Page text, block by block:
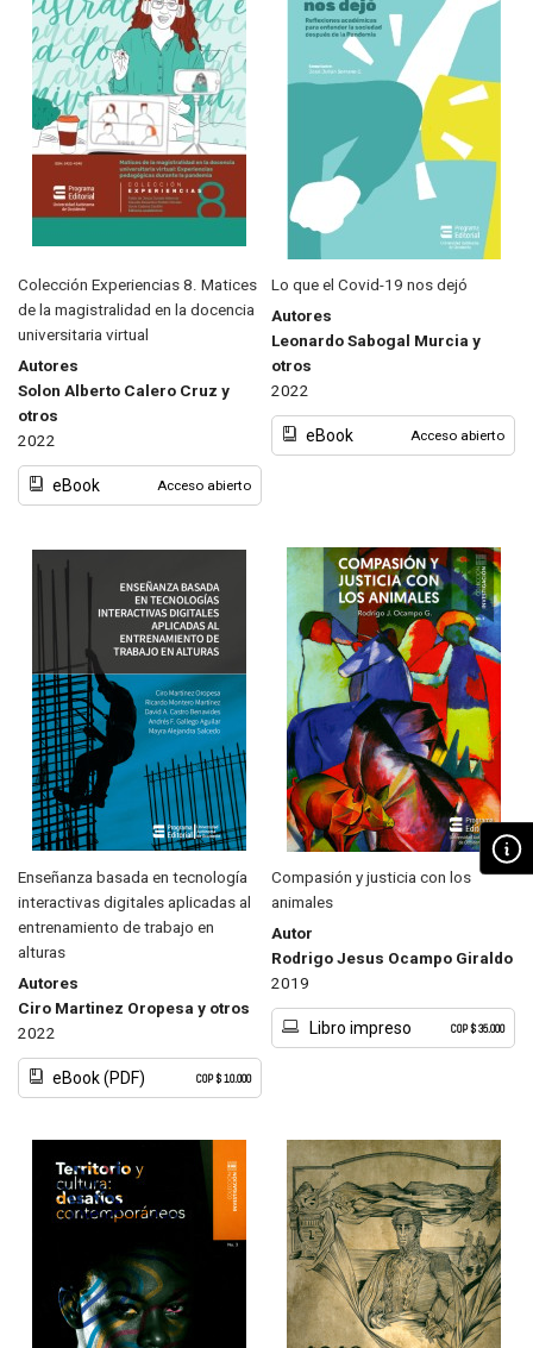
Colección Experiencias 8. Matices
de la magistralidad en la docencia
universitaria virtual
Autores
Solon Alberto Calero Cruz y
otros
2022
eBook Acceso abierto
Lo que el Covid-19 nos dejó
Autores
Leonardo Sabogal Murcia y
otros
2022
eBook Acceso abierto
Enseñanza basada en tecnología
interactivas digitales aplicadas al
entrenamiento de trabajo en
alturas
Autores
Ciro Martinez Oropesa y otros
2022
eBook (PDF) COP $ 10.000
Compasión y justicia con los
animales
Autor
Rodrigo Jesus Ocampo Giraldo
2019
Libro impreso COP $ 35.000